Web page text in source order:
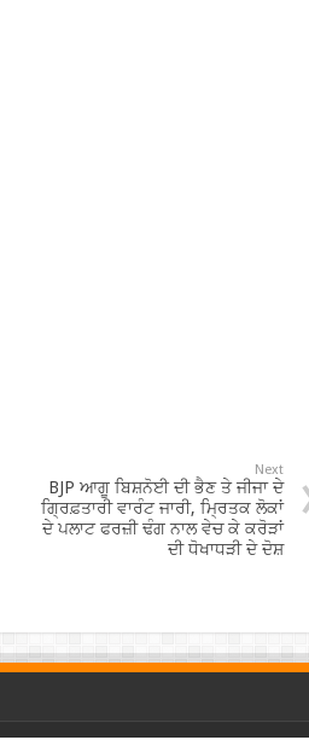
Next
BJP ਆਗੂ ਬਿਸ਼ਨੋਈ ਦੀ ਭੈਣ ਤੇ ਜੀਜਾ ਦੇ
ਗ੍ਰਿਫ਼ਤਾਰੀ ਵਾਰੰਟ ਜਾਰੀ, ਮ੍ਰਿਤਕ ਲੋਕਾਂ
ਦੇ ਪਲਾਟ ਫਰਜ਼ੀ ਢੰਗ ਨਾਲ ਵੇਚ ਕੇ ਕਰੋੜਾਂ
ਦੀ ਧੋਖਾਧੜੀ ਦੇ ਦੋਸ਼